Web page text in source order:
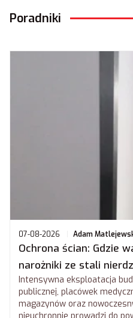
Poradniki
07-08-2026 Adam
Ochrona ścian: Gdzie
narożniki ze stali
Intensywna eksploatacja
publicznej, placówek
magazynów oraz
nieuchronnie prowadzi do